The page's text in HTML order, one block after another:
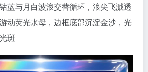
蓝与月白波浪交替循环，浪尖飞溅透
动荧光水母，边框底部沉淀金沙，光
斑